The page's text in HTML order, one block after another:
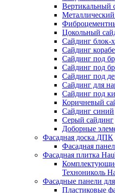
Вертикальный
Цокольный
Сайдинг блок-
Сайдинг
Сайдинг под
Сайдинг под
Сайдинг под
Сайдинг для
Сайдинг под
Коричневый
Сайдинг синий
Серый сайдинг
Доборные
Фасадная доска ДПК
Фасадная
Фасадная плитка
Технониколь
Фасадные панели
Пластиковые